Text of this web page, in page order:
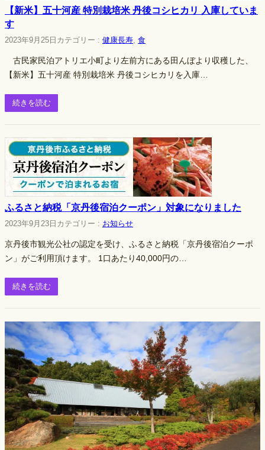
【新米】五十河産 特別栽培米 丹後コシヒカリ 入庫していま
す
2023年9月25日 カテゴリー : 健康長寿, 食
古民家民泊アトリエ小町より左前方にある田んぼより収穫した、
【新米】五十河産 特別栽培米 丹後コシヒカリを入庫…
続きを読む
ふるさと納税「京丹後宿泊クーポン」対象になりました
2023年9月23日 カテゴリー : お知らせ
京丹後市観光公社の認定を受け、ふるさと納税「京丹後宿泊クーポ
ン」がご利用頂けます。 1口あたり40,000円の…
続きを読む